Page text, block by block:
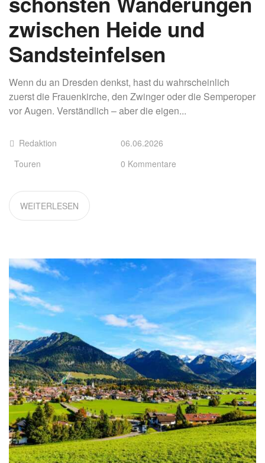
zwischen Heide und
Sandsteinfelsen
Wenn du an Dresden denkst, hast du wahrscheinlich
zuerst die Frauenkirche, den Zwinger oder die Semperoper
vor Augen. Verständlich – aber die eigen...
Redaktion
Touren
06.06.2026
0 Kommentare
WEITERLESEN